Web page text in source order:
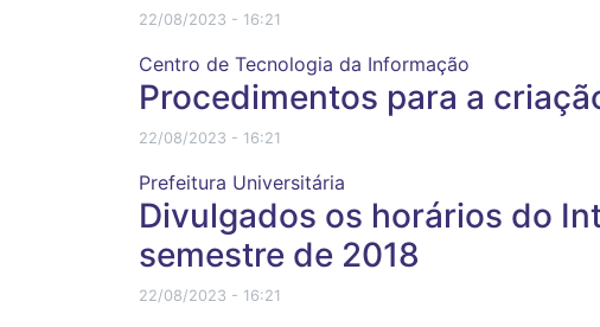
22/08/2023 - 16:21
Centro de Tecnologia da Informação
Procedimentos para a
22/08/2023 - 16:21
Prefeitura Universitária
Divulgados os horários do
semestre de 2018
22/08/2023 - 16:21